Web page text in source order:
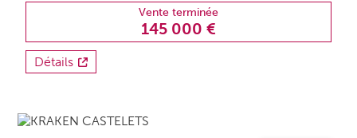
Vente terminée
145 000 €
Détails